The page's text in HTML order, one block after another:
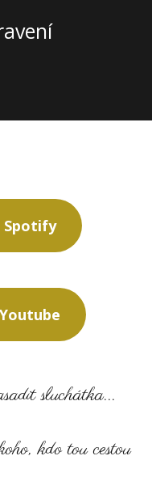
Spotify
sluchátka...
kdo tou cestou